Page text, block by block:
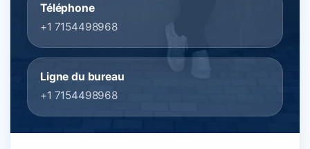
Téléphone
+1 7154498968
Ligne du bureau
+1 7154498968